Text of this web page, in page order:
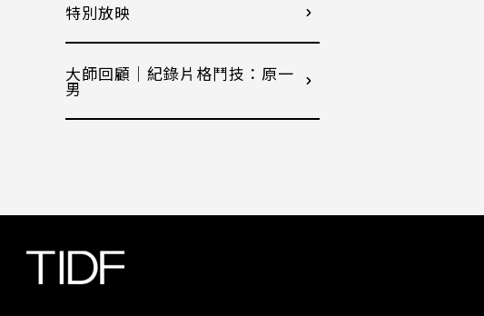
特別放映
大師回顧│紀錄片格鬥技：原一
男